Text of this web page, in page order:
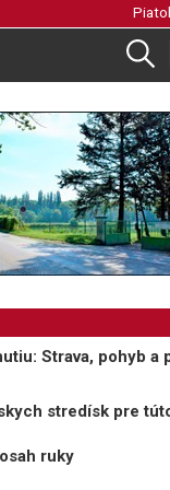
Strava, pohyb a
stredísk pre
ruky